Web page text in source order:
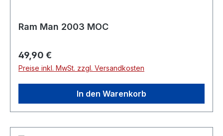
Ram Man 2003 MOC
Regulärer Preis:
49,90 €
Preise inkl. MwSt. zzgl. Versandkosten
In den Warenkorb